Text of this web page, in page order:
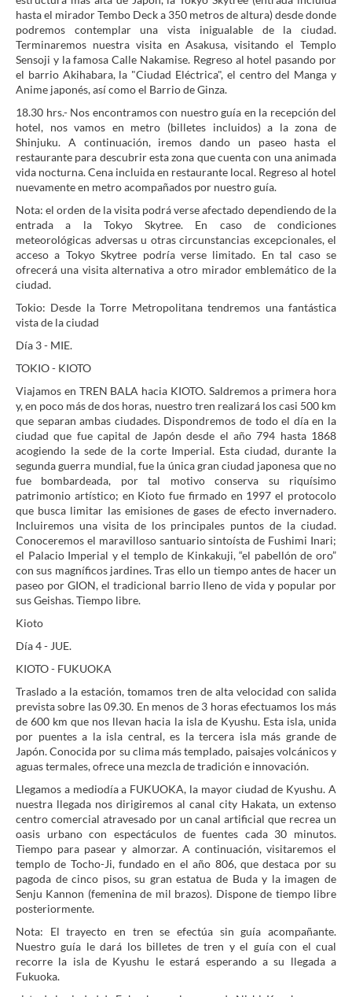
hasta el mirador Tembo Deck a 350 metros de altura) desde donde
podremos contemplar una vista inigualable de la ciudad.
Terminaremos nuestra visita en Asakusa, visitando el Templo
Sensoji y la famosa Calle Nakamise. Regreso al hotel pasando por
el barrio Akihabara, la "Ciudad Eléctrica", el centro del Manga y
Anime japonés, así como el Barrio de Ginza.
18.30 hrs.- Nos encontramos con nuestro guía en la recepción del
hotel, nos vamos en metro (billetes incluidos) a la zona de
Shinjuku. A continuación, iremos dando un paseo hasta el
restaurante para descubrir esta zona que cuenta con una animada
vida nocturna. Cena incluida en restaurante local. Regreso al hotel
nuevamente en metro acompañados por nuestro guía.
Nota: el orden de la visita podrá verse afectado dependiendo de la
entrada a la Tokyo Skytree. En caso de condiciones
meteorológicas adversas u otras circunstancias excepcionales, el
acceso a Tokyo Skytree podría verse limitado. En tal caso se
ofrecerá una visita alternativa a otro mirador emblemático de la
ciudad.
Tokio: Desde la Torre Metropolitana tendremos una fantástica
vista de la ciudad
Día 3 - MIE.
TOKIO - KIOTO
Viajamos en TREN BALA hacia KIOTO. Saldremos a primera hora
y, en poco más de dos horas, nuestro tren realizará los casi 500 km
que separan ambas ciudades. Dispondremos de todo el día en la
ciudad que fue capital de Japón desde el año 794 hasta 1868
acogiendo la sede de la corte Imperial. Esta ciudad, durante la
segunda guerra mundial, fue la única gran ciudad japonesa que no
fue bombardeada, por tal motivo conserva su riquísimo
patrimonio artístico; en Kioto fue firmado en 1997 el protocolo
que busca limitar las emisiones de gases de efecto invernadero.
Incluiremos una visita de los principales puntos de la ciudad.
Conoceremos el maravilloso santuario sintoísta de Fushimi Inari;
el Palacio Imperial y el templo de Kinkakuji, “el pabellón de oro”
con sus magníficos jardines. Tras ello un tiempo antes de hacer un
paseo por GION, el tradicional barrio lleno de vida y popular por
sus Geishas. Tiempo libre.
Kioto
Día 4 - JUE.
KIOTO - FUKUOKA
Traslado a la estación, tomamos tren de alta velocidad con salida
prevista sobre las 09.30. En menos de 3 horas efectuamos los más
de 600 km que nos llevan hacia la isla de Kyushu. Esta isla, unida
por puentes a la isla central, es la tercera isla más grande de
Japón. Conocida por su clima más templado, paisajes volcánicos y
aguas termales, ofrece una mezcla de tradición e innovación.
Llegamos a mediodía a FUKUOKA, la mayor ciudad de Kyushu. A
nuestra llegada nos dirigiremos al canal city Hakata, un extenso
centro comercial atravesado por un canal artificial que recrea un
oasis urbano con espectáculos de fuentes cada 30 minutos.
Tiempo para pasear y almorzar. A continuación, visitaremos el
templo de Tocho-Ji, fundado en el año 806, que destaca por su
pagoda de cinco pisos, su gran estatua de Buda y la imagen de
Senju Kannon (femenina de mil brazos). Dispone de tiempo libre
posteriormente.
Nota: El trayecto en tren se efectúa sin guía acompañante.
Nuestro guía le dará los billetes de tren y el guía con el cual
recorre la isla de Kyushu le estará esperando a su llegada a
Fukuoka.